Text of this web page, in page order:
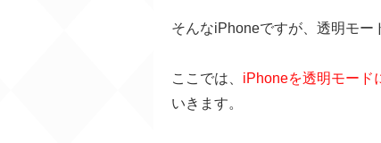
そんなiPhoneですが、透明モー
ここでは、 iPhoneを透明モード
いきます。